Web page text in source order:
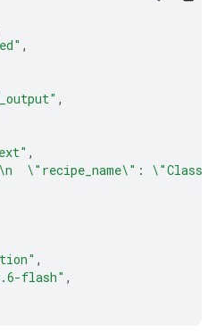
,
,
,
\"recipe_name\":
,
flash" ,